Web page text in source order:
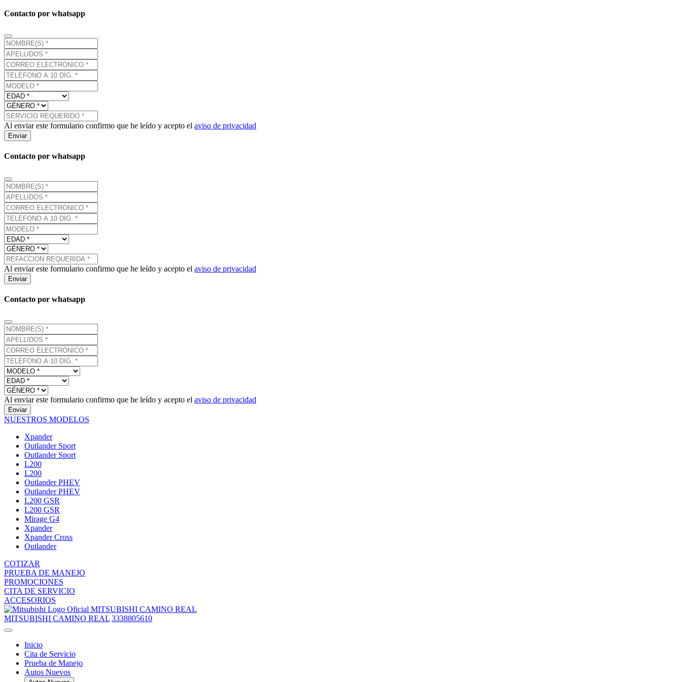
Contacto por whatsapp
Al enviar este formulario confirmo que he leído y acepto el aviso de privacidad
Enviar
Contacto por whatsapp
Al enviar este formulario confirmo que he leído y acepto el aviso de privacidad
Enviar
Contacto por whatsapp
Al enviar este formulario confirmo que he leído y acepto el aviso de privacidad
Enviar
NUESTROS MODELOS
Xpander
Outlander Sport
Outlander Sport
L200
L200
Outlander PHEV
Outlander PHEV
L200 GSR
L200 GSR
Mirage G4
Xpander
Xpander Cross
Outlander
COTIZAR
PRUEBA DE MANEJO
PROMOCIONES
CITA DE SERVICIO
ACCESORIOS
MITSUBISHI CAMINO REAL
MITSUBISHI CAMINO REAL 3338805610
Inicio
Cita de Servicio
Prueba de Manejo
Autos Nuevos